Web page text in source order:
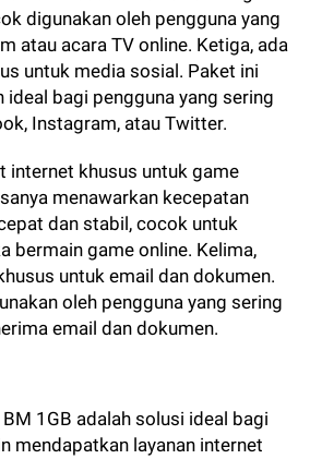
digunakan oleh pengguna yang
atau acara TV online. Ketiga, ada
untuk media sosial. Paket ini
ideal bagi pengguna yang sering
Instagram, atau Twitter.
internet khusus untuk game
menawarkan kecepatan
dan stabil, cocok untuk
bermain game online. Kelima,
untuk email dan dokumen.
oleh pengguna yang sering
email dan dokumen.
1GB adalah solusi ideal bagi
mendapatkan layanan internet